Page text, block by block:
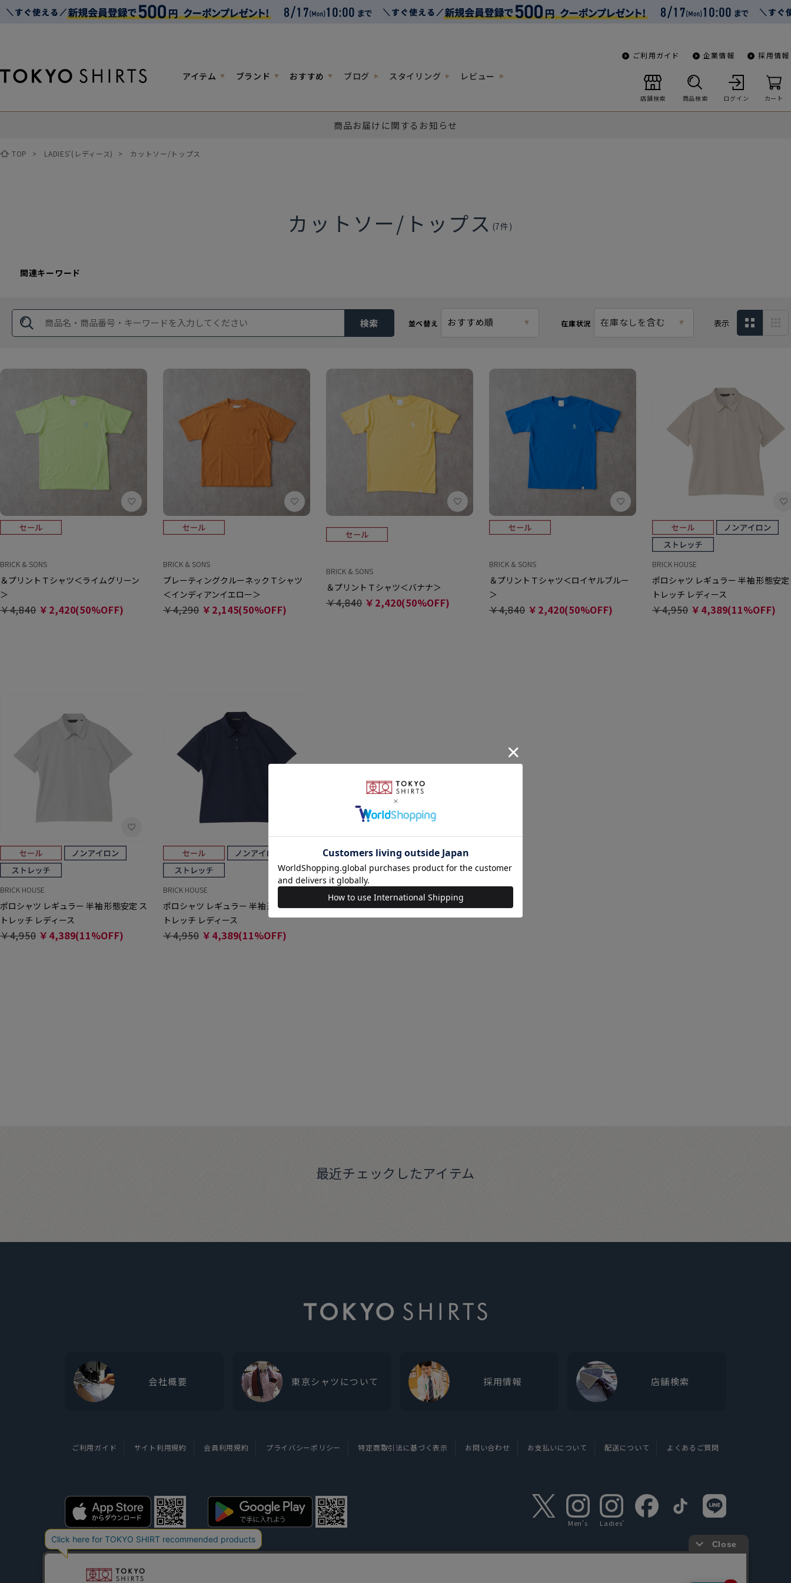
アイテム ブランド おすすめ ブログ スタイリング レビュー
ご利用ガイド 企業情報 採用情報
店舗検索 商品検索 ログイン カート
商品お届けに関するお知らせ
TOP > LADIES'(レディース) > カットソー/トップス
カットソー/トップス (7件)
関連キーワード
検索 並べ替え おすすめ順 在庫状況 在庫なしを含む 表示
BRICK & SONS
＆プリントＴシャツ＜ライムグリーン
＞
￥4,840 ￥2,420(50%OFF)
BRICK & SONS
プレーティングクルーネックＴシャツ
＜インディアンイエロー＞
￥4,290 ￥2,145(50%OFF)
BRICK & SONS
＆プリントＴシャツ＜バナナ＞
￥4,840 ￥2,420(50%OFF)
BRICK & SONS
＆プリントＴシャツ＜ロイヤルブルー
＞
￥4,840 ￥2,420(50%OFF)
BRICK HOUSE
ポロシャツ レギュラー 半袖 形態安定
トレッチ レディース
￥4,950 ￥4,389(11%OFF)
BRICK HOUSE
ポロシャツ レギュラー 半袖 形態安定 ス
トレッチ レディース
￥4,950 ￥4,389(11%OFF)
BRICK HOUSE
ポロシャツ レギュラー 半袖 形態安定 ス
トレッチ レディース
￥4,950 ￥4,389(11%OFF)
最近チェックしたアイテム
会社概要 東京シャツについて 採用情報 店舗検索
ご利用ガイド サイト利用規約 会員利用規約 プライバシーポリシー 特定商取引法に基づく表示 お問い合わせ お支払いについて 配送について よくあるご質問
Men's Ladies'